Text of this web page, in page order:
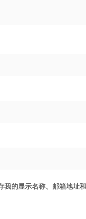
我的显示名称、邮箱地址